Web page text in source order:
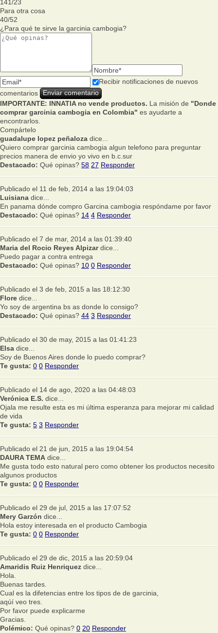
141 /23
Para otra cosa
40/52
¿Para qué te sirve la garcinia cambogia?
Recibir notificaciones de nuevos
comentarios
IMPORTANTE: INNATIA no vende productos. La misión de "Donde
comprar garcinia cambogia en Colombia" es ayudarte a
encontrarlos.
Compártelo
guadalupe lopez peñaloza dice...
Quiero comprar garcinia cambogia algun telefono para preguntar
precios manera de envio yo vivo en b.c.sur
Destacado: Qué opinas? 58 27 Responder
Publicado el 11 de feb, 2014 a las 19:04:03
Luisiana dice...
En panama dónde compro Garcina cambogia respóndame por favor
Destacado: Qué opinas? 14 4 Responder
Publicado el 7 de mar, 2014 a las 01:39:40
Maria del Rocio Reyes Alpizardice...
Puedo pagar a contra entrega
Destacado: Qué opinas? 10 0 Responder
Publicado el 3 de feb, 2015 a las 18:12:30
Flore dice...
Yo soy de argentina bs as donde lo consigo?
Destacado: Qué opinas? 44 3 Responder
Publicado el 30 de may, 2015 a las 01:41:23
Elsa dice...
Soy de Buenos Aires donde lo puedo comprar?
Te gusta: 0 0 Responder
Publicado el 14 de ago, 2020 a las 04:48:03
Verónica E.S. dice...
Ojala me resulte esta es mi última esperanza para mejorar mi calidad
de vida
Te gusta: 5 3 Responder
Publicado el 21 de jun, 2015 a las 19:04:54
DAURA TEMA dice...
Me gusta todo esto natural pero como obtener los productos necesito
algunos productos
Te gusta: 0 0 Responder
Publicado el 29 de jul, 2015 a las 17:07:52
Mery Garzón dice...
Hola estoy interesada en el producto Cambogia
Te gusta: 0 0 Responder
Publicado el 29 de dic, 2015 a las 20:59:04
Amaridis Ruiz Henriquez dice...
Hola.
Buenas tardes.
Cual es la difetencias entre los tipos de de garcinia,
aqúí veo tres.
Por favor puede explicarme
Gracias.
Polémico: Qué opinas? 0 20 Responder